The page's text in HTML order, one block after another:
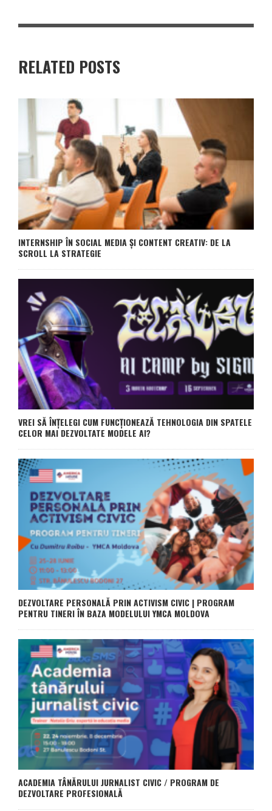
RELATED POSTS
INTERNSHIP ÎN SOCIAL MEDIA ȘI CONTENT CREATIV: DE LA
SCROLL LA STRATEGIE
VREI SĂ ÎNȚELEGI CUM FUNCȚIONEAZĂ TEHNOLOGIA DIN SPATELE
CELOR MAI DEZVOLTATE MODELE AI?
DEZVOLTARE PERSONALĂ PRIN ACTIVISM CIVIC | PROGRAM
PENTRU TINERI ÎN BAZA MODELULUI YMCA MOLDOVA
ACADEMIA TÂNĂRULUI JURNALIST CIVIC / PROGRAM DE
DEZVOLTARE PROFESIONALĂ